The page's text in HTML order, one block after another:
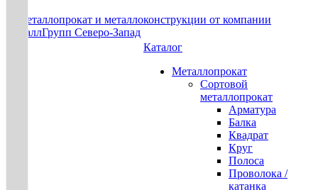
Каталог
Металлопрокат
Сортовой
металлопрокат
Арматура
Балка
Квадрат
Круг
Полоса
Проволока /
катанка